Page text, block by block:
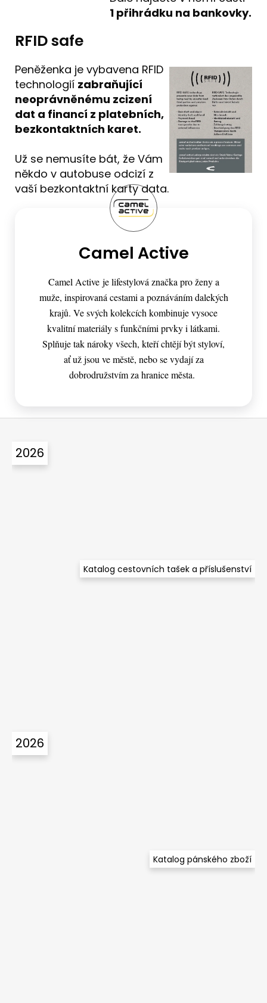
1 přihrádku na bankovky.
RFID safe
Peněženka je vybavena RFID
technologií zabraňující
neoprávněnému zcizení
dat a financí z platebních,
bezkontaktních karet.
Už se nemusíte bát, že Vám
někdo v autobuse odcizí z
vaší bezkontaktní karty data.
Camel Active
Camel Active je lifestylová značka pro ženy a
muže, inspirovaná cestami a poznáváním dalekých
krajů. Ve svých kolekcích kombinuje vysoce
kvalitní materiály s funkčními prvky i látkami.
Splňuje tak nároky všech, kteří chtějí být styloví,
ať už jsou ve městě, nebo se vydají za
dobrodružstvím za hranice města.
Z
2026
Katalog cestovních tašek a příslušenství
2026
Katalog pánského zboží